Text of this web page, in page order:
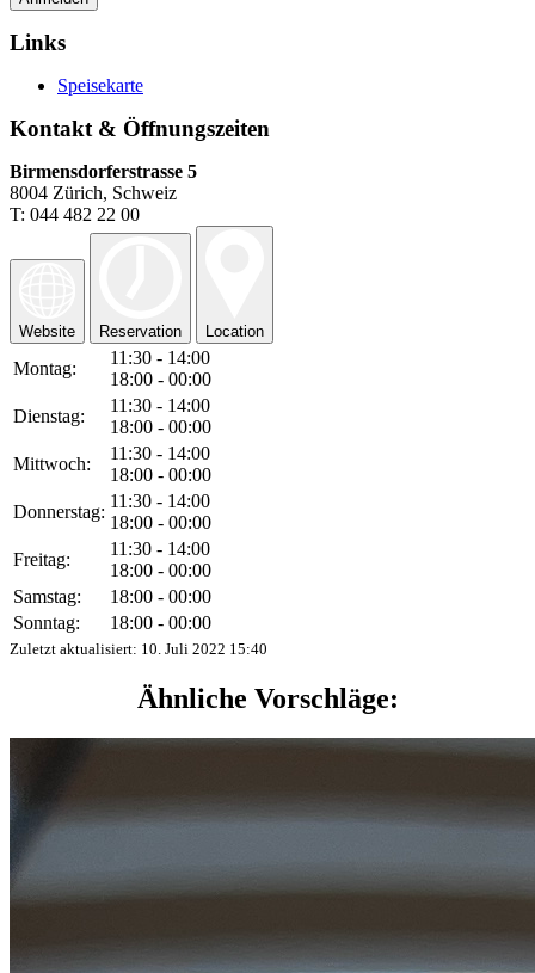
Links
Speisekarte
Kontakt & Öffnungszeiten
Birmensdorferstrasse 5
8004 Zürich, Schweiz
T: 044 482 22 00
Website Reservation Location
Montag:
11:30 - 14:00
18:00 - 00:00
Dienstag:
11:30 - 14:00
18:00 - 00:00
Mittwoch:
11:30 - 14:00
18:00 - 00:00
Donnerstag:
11:30 - 14:00
18:00 - 00:00
Freitag:
11:30 - 14:00
18:00 - 00:00
Samstag:
18:00 - 00:00
Sonntag:
18:00 - 00:00
Zuletzt aktualisiert: 10. Juli 2022 15:40
Ähnliche Vorschläge: